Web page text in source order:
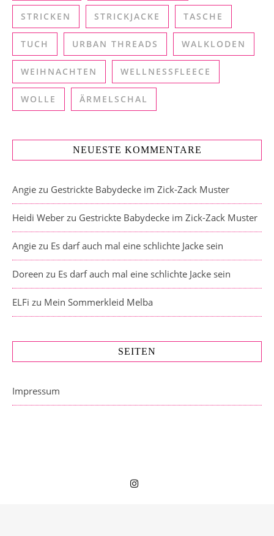
STRICKEN STRICKJACKE TASCHE
TUCH URBAN THREADS WALKLODEN
WEIHNACHTEN WELLNESSFLEECE
WOLLE ÄRMELSCHAL
NEUESTE KOMMENTARE
Angie zu Gestrickte Babydecke im Zick-Zack Muster
Heidi Weber zu Gestrickte Babydecke im Zick-Zack Muster
Angie zu Es darf auch mal eine schlichte Jacke sein
Doreen zu Es darf auch mal eine schlichte Jacke sein
ELFi zu Mein Sommerkleid Melba
SEITEN
Impressum